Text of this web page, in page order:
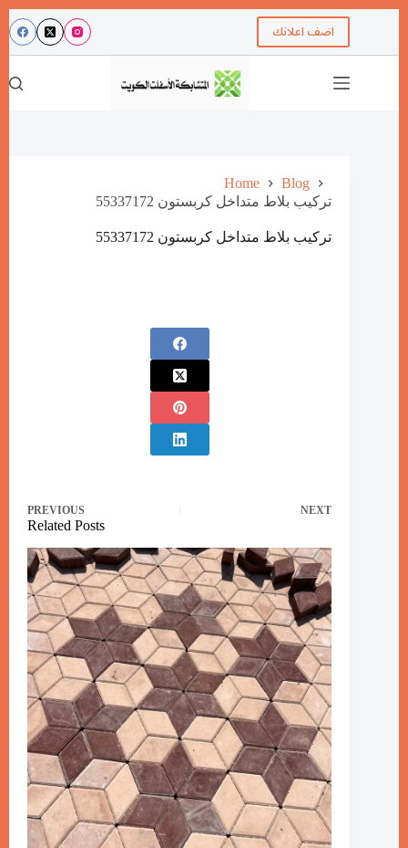
اضف اعلانك
Home
Blog
تركيب بلاط متداخل كربستون 55337172
تركيب بلاط متداخل كربستون 55337172
PREVIOUS NEXT
Related Posts